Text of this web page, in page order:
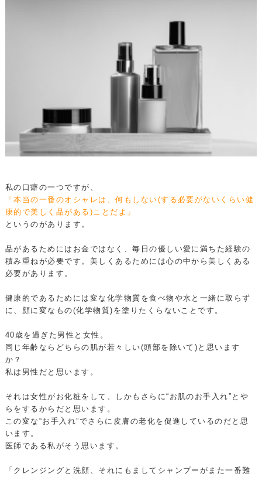
私の口癖の一つですが、
「本当の一番のオシャレは、何もしない(する必要がないくらい健
康的で美しく品がある)ことだよ」
というのがあります。
品があるためにはお金ではなく、毎日の優しい愛に満ちた経験の
積み重ねが必要です。美しくあるためには心の中から美しくある
必要があります。
健康的であるためには変な化学物質を食べ物や水と一緒に取らず
に、顔に変なもの(化学物質)を塗りたくらないことです。
40歳を過ぎた男性と女性。
同じ年齢ならどちらの肌が若々しい(頭部を除いて)と思います
か？
私は男性だと思います。
それは女性がお化粧をして、しかもさらに“お肌のお手入れ”とや
らをするからだと思います。
この変な“お手入れ”でさらに皮膚の老化を促進しているのだと思
います。
医師である私がそう思います。
「クレンジングと洗顔、それにもましてシャンプーがまた一番難